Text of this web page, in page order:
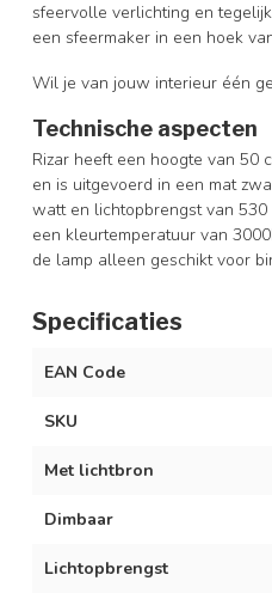
sfeervolle verlichting en
een sfeermaker in een hoek
Wil je van jouw interieur één
Technische aspecten
Rizar heeft een hoogte van 50
en is uitgevoerd in een mat
watt en lichtopbrengst van
een kleurtemperatuur van
de lamp alleen geschikt voor
Specificaties
EAN Code
SKU
Met lichtbron
Dimbaar
Lichtopbrengst